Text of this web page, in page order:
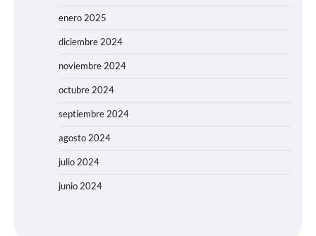
enero 2025
diciembre 2024
noviembre 2024
octubre 2024
septiembre 2024
agosto 2024
julio 2024
junio 2024